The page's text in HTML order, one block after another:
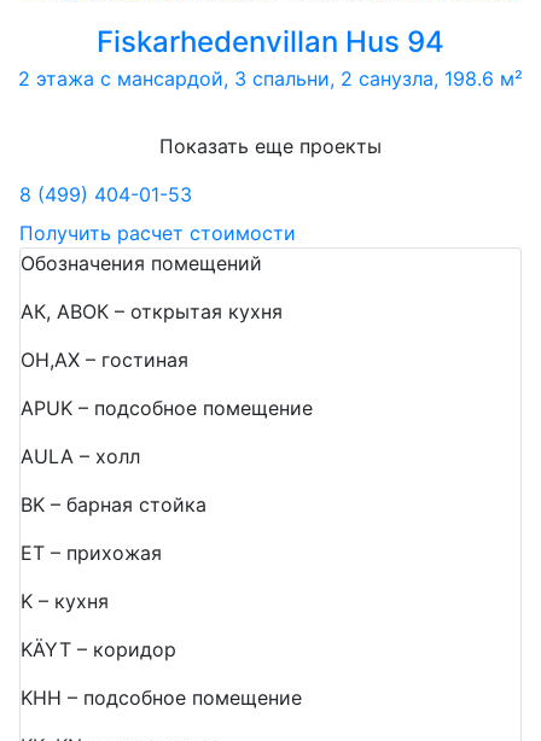
Fiskarhedenvillan Hus 94
2 этажа с мансардой, 3 спальни, 2 санузла, 198.6 м²
Показать еще проекты
8 (499) 404-01-53
Получить расчет стоимости
Обозначения помещений
АК, АВОК – открытая кухня
ОН,AX – гостиная
APUK – подсобное помещение
AULA – холл
BK – барная стойка
ET – прихожая
K – кухня
KÄYT – коридор
KHH – подсобное помещение